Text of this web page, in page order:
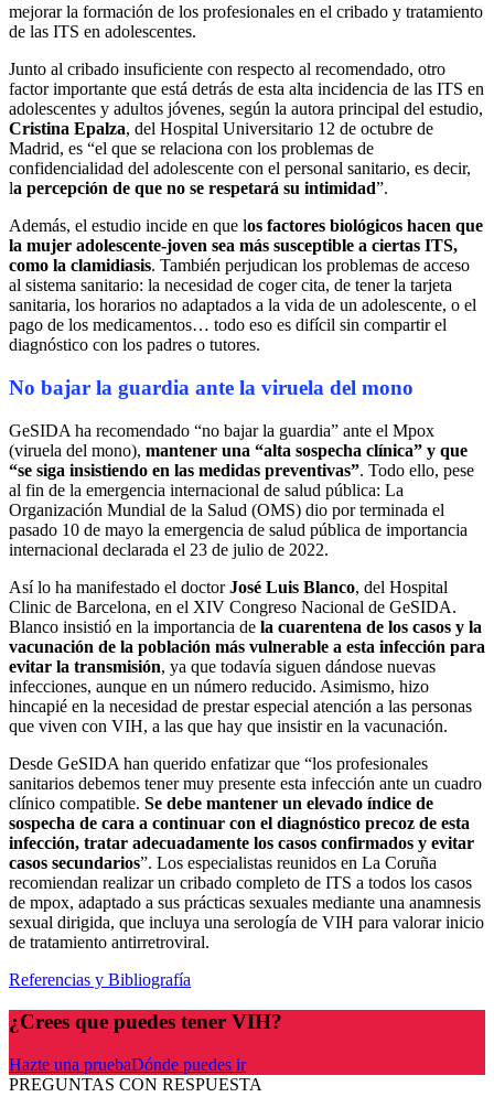
mejorar la formación de los profesionales en el cribado y tratamiento
de las ITS en adolescentes.
Junto al cribado insuficiente con respecto al recomendado, otro
factor importante que está detrás de esta alta incidencia de las ITS en
adolescentes y adultos jóvenes, según la autora principal del estudio,
Cristina Epalza, del Hospital Universitario 12 de octubre de
Madrid, es “el que se relaciona con los problemas de
confidencialidad del adolescente con el personal sanitario, es decir,
la percepción de que no se respetará su intimidad”.
Además, el estudio incide en que los factores biológicos hacen que
la mujer adolescente-joven sea más susceptible a ciertas ITS,
como la clamidiasis. También perjudican los problemas de acceso
al sistema sanitario: la necesidad de coger cita, de tener la tarjeta
sanitaria, los horarios no adaptados a la vida de un adolescente, o el
pago de los medicamentos… todo eso es difícil sin compartir el
diagnóstico con los padres o tutores.
No bajar la guardia ante la viruela del mono
GeSIDA ha recomendado “no bajar la guardia” ante el Mpox
(viruela del mono), mantener una “alta sospecha clínica” y que
“se siga insistiendo en las medidas preventivas”. Todo ello, pese
al fin de la emergencia internacional de salud pública: La
Organización Mundial de la Salud (OMS) dio por terminada el
pasado 10 de mayo la emergencia de salud pública de importancia
internacional declarada el 23 de julio de 2022.
Así lo ha manifestado el doctorJosé Luis Blanco, del Hospital
Clinic de Barcelona, en el XIV Congreso Nacional de GeSIDA.
Blanco insistió en la importancia de la cuarentena de los casos y la
vacunación de la población más vulnerable a esta infección para
evitar la transmisión, ya que todavía siguen dándose nuevas
infecciones, aunque en un número reducido. Asimismo, hizo
hincapié en la necesidad de prestar especial atención a las personas
que viven con VIH, a las que hay que insistir en la vacunación.
Desde GeSIDA han querido enfatizar que “los profesionales
sanitarios debemos tener muy presente esta infección ante un cuadro
clínico compatible. Se debe mantener un elevado índice de
sospecha de cara a continuar con el diagnóstico precoz de esta
infección, tratar adecuadamente los casos confirmados y evitar
casos secundarios”. Los especialistas reunidos en La Coruña
recomiendan realizar un cribado completo de ITS a todos los casos
de mpox, adaptado a sus prácticas sexuales mediante una anamnesis
sexual dirigida, que incluya una serología de VIH para valorar inicio
de tratamiento antirretroviral.
Referencias y Bibliografía
¿Crees que puedes tener VIH?
Hazte una pruebaDónde puedes ir
PREGUNTAS CON RESPUESTA